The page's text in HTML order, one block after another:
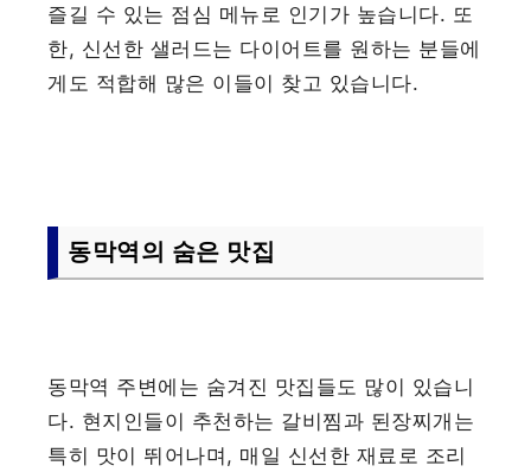
즐길 수 있는 점심 메뉴로 인기가 높습니다. 또
한, 신선한 샐러드는 다이어트를 원하는 분들에
게도 적합해 많은 이들이 찾고 있습니다.
동막역의 숨은 맛집
동막역 주변에는 숨겨진 맛집들도 많이 있습니
다. 현지인들이 추천하는 갈비찜과 된장찌개는
특히 맛이 뛰어나며, 매일 신선한 재료로 조리